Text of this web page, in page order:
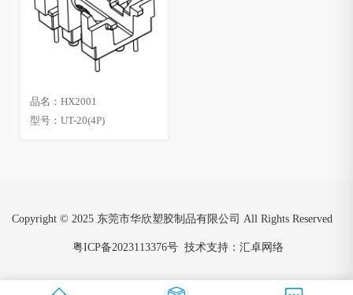
品名：HX2001
型号：UT-20(4P)
Copyright © 2025 东莞市华欣塑胶制品有限公司 All Rights Reserved
粤ICP备2023113376号 技术支持：汇卓网络